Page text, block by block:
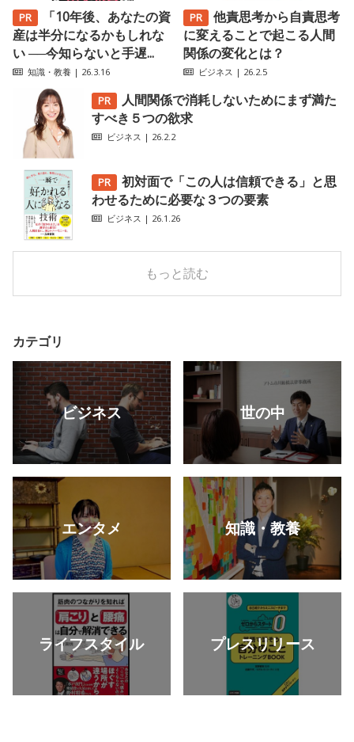
「10年後、あなたの資
産は半分になるかもしれな
い ──今知らないと手遅...
知識・教養 | 26.3.16
他責思考から自責思考
に変えることで起こる人間
関係の変化とは？
ビジネス | 26.2.5
人間関係で消耗しないためにまず満た
すべき５つの欲求
ビジネス | 26.2.2
初対面で「この人は信頼できる」と思
わせるために必要な３つの要素
ビジネス | 26.1.26
もっと読む
カテゴリ
ビジネス 世の中
エンタメ 知識・教養
ライフスタイル プレスリリース